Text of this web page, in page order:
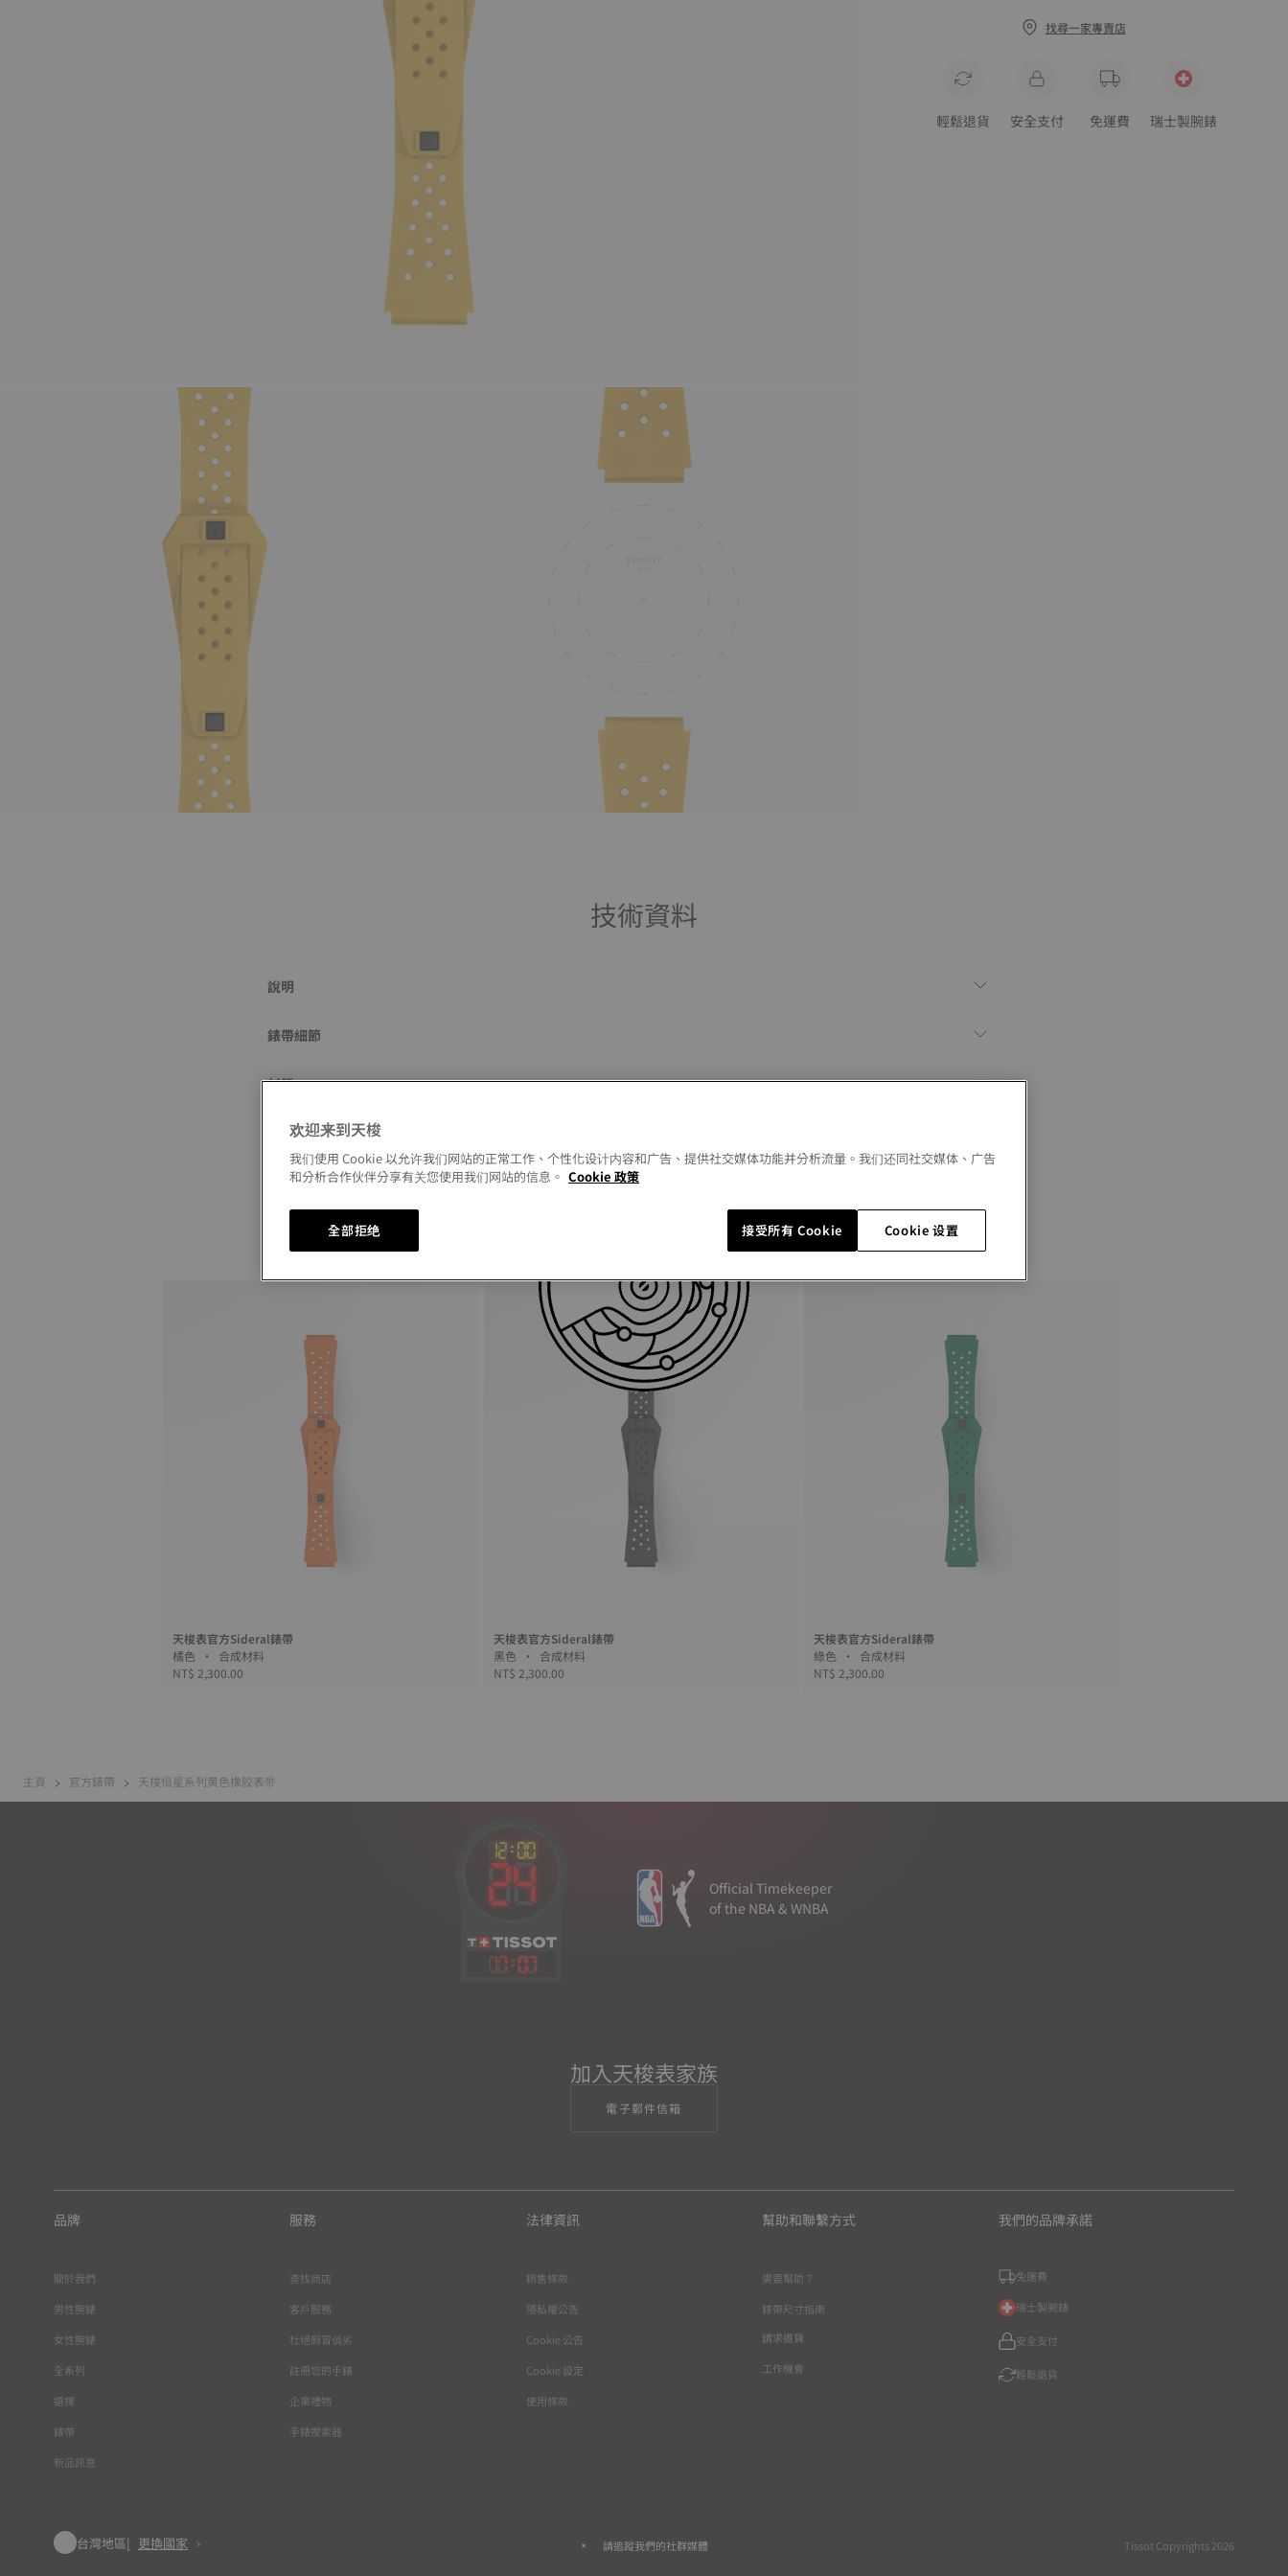
找尋一家專賣店
輕鬆退貨 安全支付 免運費 瑞士製腕錶
技術資料
說明
錶帶細節
材質
尺寸
天梭表官方Sideral錶帶
橘色 • 合成材料
NT$ 2,300.00
天梭表官方Sideral錶帶
黑色 • 合成材料
NT$ 2,300.00
天梭表官方Sideral錶帶
綠色 • 合成材料
NT$ 2,300.00
主頁 官方錶帶 天梭恒星系列黄色橡胶表带
17:07
Official Timekeeper
of the NBA & WNBA
加入天梭表家族
電子郵件信箱
品牌
關於我們
男性腕錶
女性腕錶
全系列
選擇
錶帶
新品訊息
服務
查找商店
客戶服務
杜絕假冒僞劣
註冊您的手錶
企業禮物
手錶搜索器
法律資訊
銷售條款
隱私權公告
Cookie 公告
Cookie 設定
使用條款
幫助和聯繫方式
需要幫助？
錶帶尺寸指南
請求退貨
工作機會
我們的品牌承諾
免運費
瑞士製腕錶
安全支付
輕鬆退貨
台灣地區 更換國家 請追蹤我們的社群媒體 Tissot Copyrights 2026
欢迎来到天梭
我们使用 Cookie 以允许我们网站的正常工作、个性化设计内容和广告、提供社交媒体功能并分析流量。我们还同社交媒体、广告
和分析合作伙伴分享有关您使用我们网站的信息。 Cookie 政策
Cookie 设置
全部拒绝 接受所有 Cookie